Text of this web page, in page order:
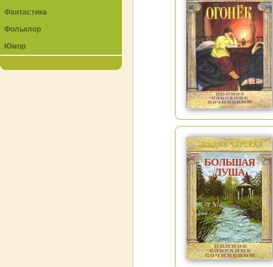
Фантастика
Фольклор
Юмор